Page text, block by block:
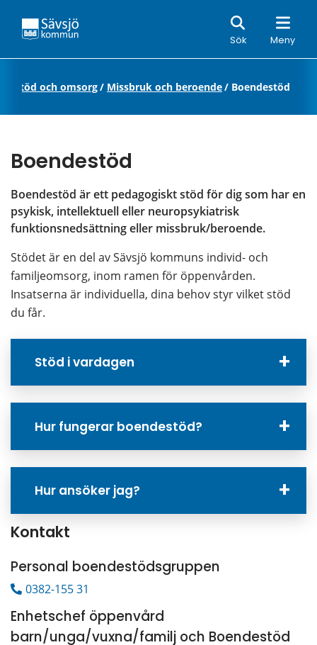
Sök Meny
Sök
Stöd och omsorg/ Missbruk och beroende/ Boendestöd
Boendestöd
Boendestöd är ett pedagogiskt stöd för dig som har en
psykisk, intellektuell eller neuropsykiatrisk
funktionsnedsättning eller missbruk/beroende.
Stödet är en del av Sävsjö kommuns individ- och
familjeomsorg, inom ramen för öppenvården.
Insatserna är individuella, dina behov styr vilket stöd
du får.
Stöd i vardagen
Hur fungerar boendestöd?
Hur ansöker jag?
Kontakt
Personal boendestödsgruppen
0382-155 31
Enhetschef öppenvård
barn/unga/vuxna/familj och Boendestöd